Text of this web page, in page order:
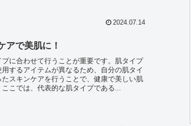
2024.07.14
アで美肌に！
に合わせて行うことが重要です。肌タイプ
するアイテムが異なるため、自分の肌タイ
スキンケアを行うことで、健康で美しい肌
こでは、代表的な肌タイプである...